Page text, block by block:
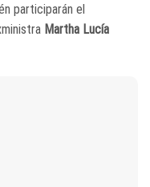
participarán el
Martha Lucía